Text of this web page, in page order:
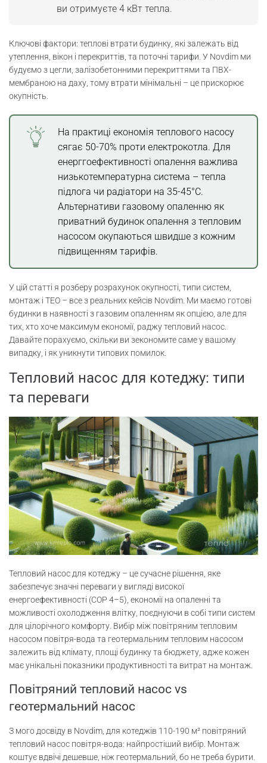
ви отримуєте 4 кВт тепла.
Ключові фактори: теплові втрати будинку, які залежать від
утеплення, вікон і перекриттів, та поточні тарифи. У Novdim ми
будуємо з цегли, залізобетонними перекриттями та ПВХ-
мембраною на даху, тому втрати мінімальні – це прискорює
окупність.
На практиці економія теплового насосу
сягає 50-70% проти електрокотла. Для
енерггоефективності опалення важлива
низькотемпературна система – тепла
підлога чи радіатори на 35-45°C.
Альтернативи газовому опаленню як
приватний будинок опалення з тепловим
насосом окупаються швидше з кожним
підвищенням тарифів.
У цій статті я розберу розрахунок окупності, типи систем,
монтаж і ТЕО – все з реальних кейсів Novdim. Ми маємо готові
будинки в наявності з газовим опаленням як опцією, але для
тих, хто хоче максимум економії, раджу тепловий насос.
Давайте порахуємо, скільки ви зекономите саме у вашому
випадку, і як уникнути типових помилок.
Тепловий насос для котеджу: типи
та переваги
Тепловий насос для котеджу – це сучасне рішення, яке
забезпечує значні переваги у вигляді високої
енергоефективності (COP 4–5), економії на опаленні та
можливості охолодження влітку, поєднуючи в собі типи систем
для цілорічного комфорту. Вибір між повітряним тепловим
насосом повітря-вода та геотермальним тепловим насосом
залежить від клімату, площі будинку та бюджету, адже кожен
має унікальні показники продуктивності та витрат на монтаж.
Повітряний тепловий насос vs
геотермальний насос
З мого досвіду в Novdim, для котеджів 110-190 м² повітряний
тепловий насос повітря-вода: найпростіший вибір. Монтаж
коштує вдвічі дешевше, ніж геотермальний, бо не треба бурити.